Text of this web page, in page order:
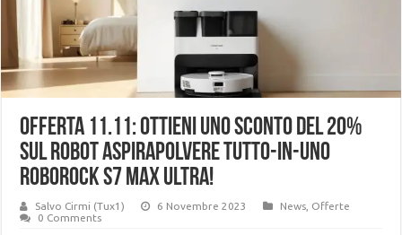
Offerta 11.11: Ottieni uno sconto del 20%
sul robot aspirapolvere tutto-in-uno
Roborock S7 Max Ultra!
Salvo Cirmi (Tux1) 6 Novembre 2023 News Offerte
0 Comments